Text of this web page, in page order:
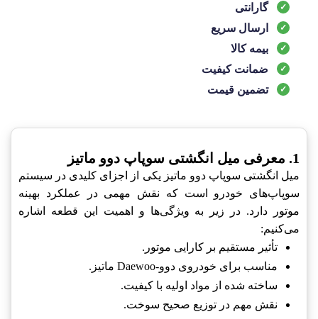
گارانتی
ارسال سریع
بیمه کالا
ضمانت کیفیت
تضمین قیمت
1. معرفی میل انگشتی سوپاپ دوو ماتیز
میل انگشتی سوپاپ دوو ماتیز یکی از اجزای کلیدی در سیستم
سوپاپ‌های خودرو است که نقش مهمی در عملکرد بهینه
موتور دارد. در زیر به ویژگی‌ها و اهمیت این قطعه اشاره
می‌کنیم:
تأثیر مستقیم بر کارایی موتور.
مناسب برای خودروی دوو-Daewoo ماتیز.
ساخته شده از مواد اولیه با کیفیت.
نقش مهم در توزیع صحیح سوخت.